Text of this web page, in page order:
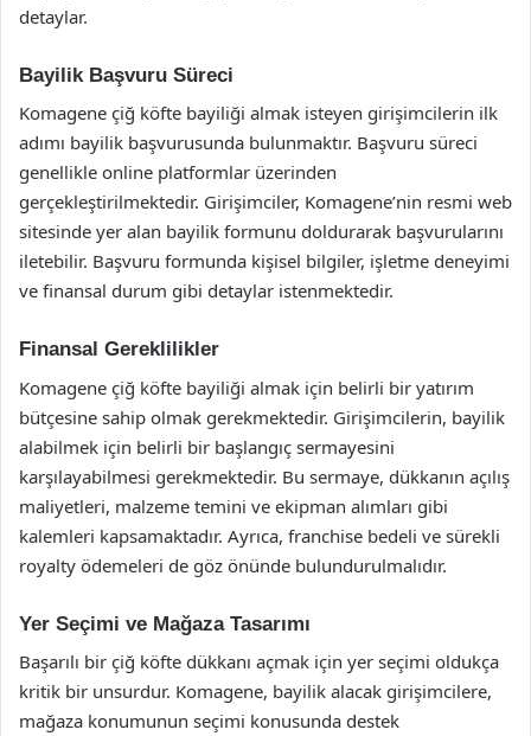
detaylar.
Bayilik Başvuru Süreci
Komagene çiğ köfte bayiliği almak isteyen girişimcilerin ilk
adımı bayilik başvurusunda bulunmaktır. Başvuru süreci
genellikle online platformlar üzerinden
gerçekleştirilmektedir. Girişimciler, Komagene’nin resmi web
sitesinde yer alan bayilik formunu doldurarak başvurularını
iletebilir. Başvuru formunda kişisel bilgiler, işletme deneyimi
ve finansal durum gibi detaylar istenmektedir.
Finansal Gereklilikler
Komagene çiğ köfte bayiliği almak için belirli bir yatırım
bütçesine sahip olmak gerekmektedir. Girişimcilerin, bayilik
alabilmek için belirli bir başlangıç sermayesini
karşılayabilmesi gerekmektedir. Bu sermaye, dükkanın açılış
maliyetleri, malzeme temini ve ekipman alımları gibi
kalemleri kapsamaktadır. Ayrıca, franchise bedeli ve sürekli
royalty ödemeleri de göz önünde bulundurulmalıdır.
Yer Seçimi ve Mağaza Tasarımı
Başarılı bir çiğ köfte dükkanı açmak için yer seçimi oldukça
kritik bir unsurdur. Komagene, bayilik alacak girişimcilere,
mağaza konumunun seçimi konusunda destek